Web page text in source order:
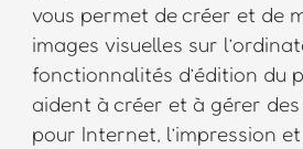
vous permet de créer et de
images visuelles sur
fonctionnalités d’édition du
aident à créer et à gérer
pour Internet, l’impression et